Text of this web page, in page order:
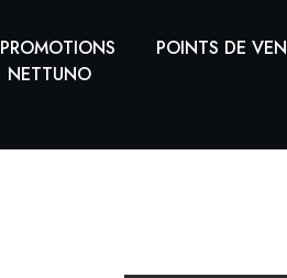
PROMOTIONS
POINTS DE
NETTUNO